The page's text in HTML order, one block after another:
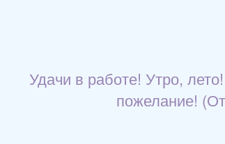
Удачи в работе! Утро,
пожелание!